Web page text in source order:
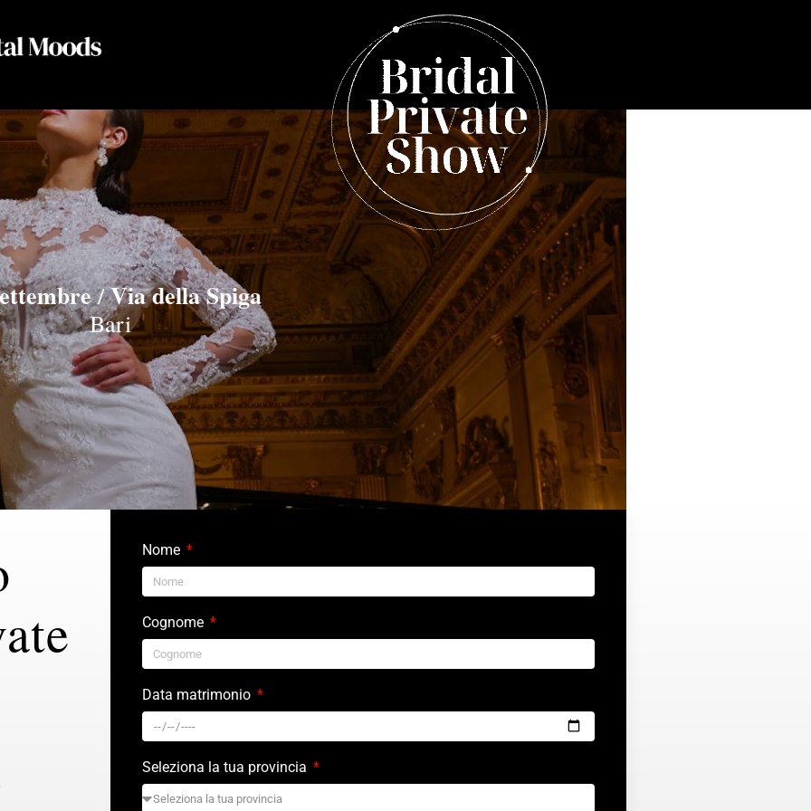
/Via della Spiga
Bari
Nome
Cognome
Data matrimonio
Seleziona la tua provincia